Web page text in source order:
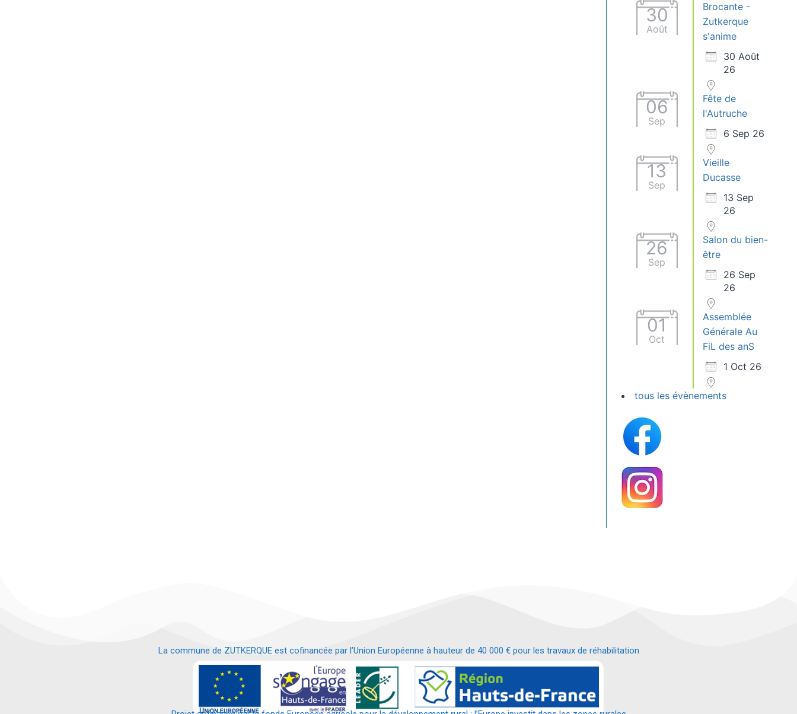
30
Août
Brocante -
Zutkerque
s'anime
30 Août
26
06
Sep
Fête de
l'Autruche
6 Sep 26
13
Sep
Vieille
Ducasse
13 Sep
26
26
Sep
Salon du bien-
être
26 Sep
26
01
Oct
Assemblée
Générale Au
FiL des anS
1 Oct 26
tous les évènements
La commune de ZUTKERQUE est cofinancée par l’Union Européenne à hauteur de 40 000 € pour les travaux de réhabilitation
et requalification d’un bâtiment en services et commerces de proximité.